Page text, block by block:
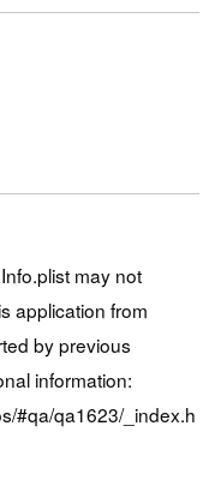
may not
application from
by previous
information:
#qa/qa1623/_index.h